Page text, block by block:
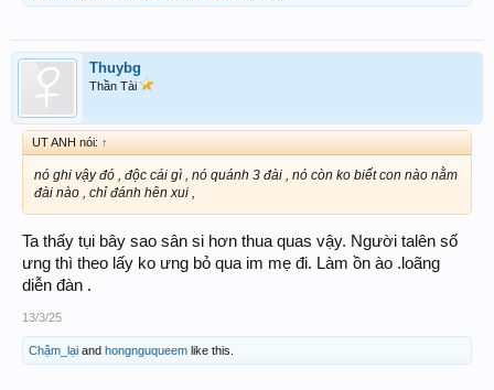
Thuybg
Thần Tài
UT ANH nói: ↑
nó ghi vậy đó , độc cái gì , nó quánh 3 đài , nó còn ko biết con nào nằm
đài nào , chỉ đánh hên xui ,
Ta thấy tụi bây sao sân si hơn thua quas vậy. Người talên số
ưng thì theo lấy ko ưng bỏ qua im mẹ đi. Làm ồn ào .loãng
diễn đàn .
13/3/25
Chậm_lại and hongnguqueem like this.